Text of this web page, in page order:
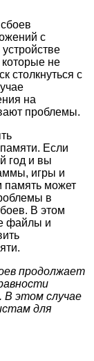
с
не
столкнуться с
на
проблемы.
Если
год и вы
игры и
память может
в
В этом
файлы и
продолжает
В этом случае
для